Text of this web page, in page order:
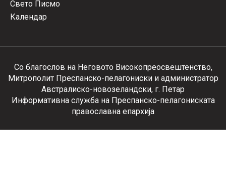
Свето Писмо
Календар
Со благослов на Неговото Високопреосвештенство,
Митрополит Преспанско-пелагониски и администратор
Австралиско-новозеландски, г. Петар
Информативна служба на Преспанско-пелагониската
православна епархија